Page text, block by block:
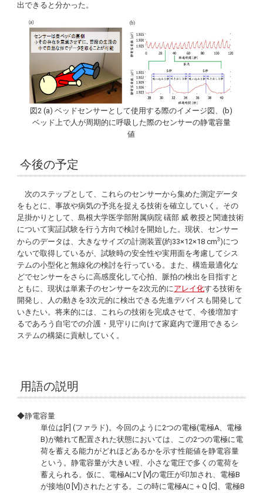
出できると分かった。
図2 (a) ベッドセンサーとして使用する際のイメージ図、(b)
ベッド上で人が周期的に呼吸した際のセンサーの静電容量
値
今後の予定
次のステップとして、これらのセンサーから集めた測定データ
をもとに、事故や病気の予兆を捉える技術を確立していく。その
足掛かりとして、島根大学医学部附属病院 礒部 威 教授と関連技術
について実証試験を行う方向で検討を開始した。現状、センサー
からのデータは、大きなサイズの計測装置(約33×12×18 cm3)につ
ないで取得しているが、試験時の安全性や実用面を考慮してシス
テムの小型化と無線化の検討を行っている。また、構造最適化な
どでセンサーをさらに高感度化して心拍、脈拍の検出を目指すと
ともに、現状は単素子のセンサーを2次元的にアレイ化する技術を
開発し、人の動きを3次元的に検出できる先進デバイスも開発して
いきたい。将来的には、これらの技術を完成させて、今後増加す
るであろう自宅での介護・見守りに向けて家庭内で運用できるシ
ステムの構築に貢献していく。
用語の説明
◆静電容量
単位は[F] (ファラド)。今回のように2つの電極(電極A、電極
B)が離れて配置された状態においては、この2つの電極に電
荷を蓄える能力がどれほどあるかを示す性能値を静電容量
という。静電容量が大きい程、小さな電圧で多くの電荷を
蓄えられる。仮に、電極AにV [V]の電圧が印加され、電極B
が接地(0 [V])されたとする。この時に電極Aに＋Q [C]、電極B